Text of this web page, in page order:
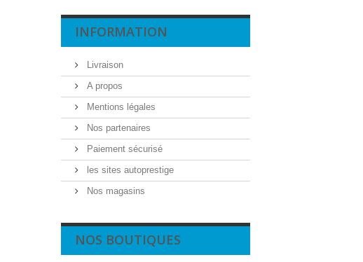
INFORMATION
Livraison
A propos
Mentions légales
Nos partenaires
Paiement sécurisé
les sites autoprestige
Nos magasins
NOS BOUTIQUES